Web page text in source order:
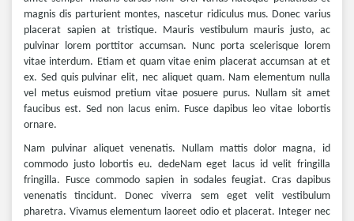
magnis dis parturient montes, nascetur ridiculus mus. Donec varius
placerat sapien at tristique. Mauris vestibulum mauris justo, ac
pulvinar lorem porttitor accumsan. Nunc porta scelerisque lorem
vitae interdum. Etiam et quam vitae enim placerat accumsan at et
ex. Sed quis pulvinar elit, nec aliquet quam. Nam elementum nulla
vel metus euismod pretium vitae posuere purus. Nullam sit amet
faucibus est. Sed non lacus enim. Fusce dapibus leo vitae lobortis
ornare.
Nam pulvinar aliquet venenatis. Nullam mattis dolor magna, id
commodo justo lobortis eu. dedeNam eget lacus id velit fringilla
fringilla. Fusce commodo sapien in sodales feugiat. Cras dapibus
venenatis tincidunt. Donec viverra sem eget velit vestibulum
pharetra. Vivamus elementum laoreet odio et placerat. Integer nec